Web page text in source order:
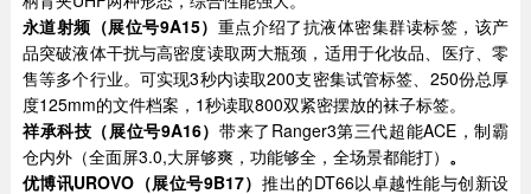
永道射频（展位号9A15） 重点介绍了抗液体密集群读标签，该产
品突破液体干扰与高密度读取两大瓶颈，适用于化妆品、医疗、零
售等多个行业。可实现3秒内读取200支密集试管标签、250份总厚
度125mm的文件档案，1秒读取800双紧密摆放的袜子标签。
祥承科技（展位号9A16） 带来了Ranger3第三代超能ACE，制霸
仓内外（全面屏3.0,大屏够爽，功能够全，全场景都能打） 。
优博讯UROVO（展位号9B17） 推出的DT66以卓越性能与创新设